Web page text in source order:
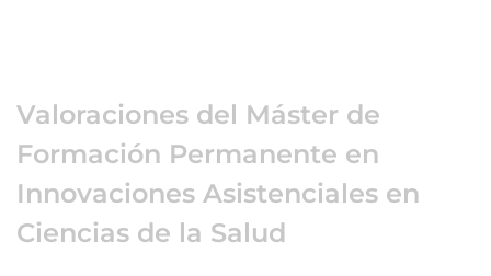
Valoraciones del Máster de
Formación Permanente en
Innovaciones Asistenciales en
Ciencias de la Salud